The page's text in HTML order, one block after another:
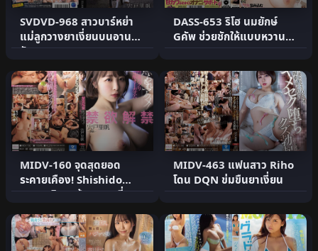
SVDVD-968 สาวบาร์หย่า
แม่ลูกวางยาเงี่ยนบนอาน
จักรยาน
DASS-653 ริโฮ นมยักษ์
Gคัพ ช่วยชักให้แบบหวานๆ
จนละลาย
MIDV-160 จุดสุดยอด
ระคายเคือง! Shishido
Riho เลิกละเว้นความเงี่ยน
MIDV-463 แฟนสาว Riho
โดน DQN ข่มขืนยาเงี่ยน